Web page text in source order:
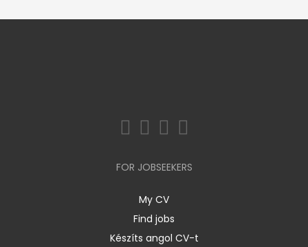
FOR JOBSEEKERS
My CV
Find jobs
Készíts angol CV-t